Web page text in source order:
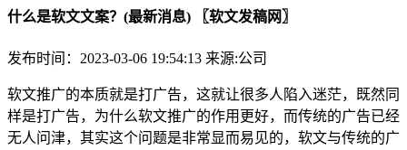
什么是软文文案？(最新消息) 〖软文发稿网〗
发布时间：2023-03-06 19:54:13 来源:公司
软文推广的本质就是打广告，这就让很多人陷入迷茫，既然同
样是打广告，为什么软文推广的作用更好，而传统的广告已经
无人问津，其实这个问题是非常显而易见的，软文与传统的广